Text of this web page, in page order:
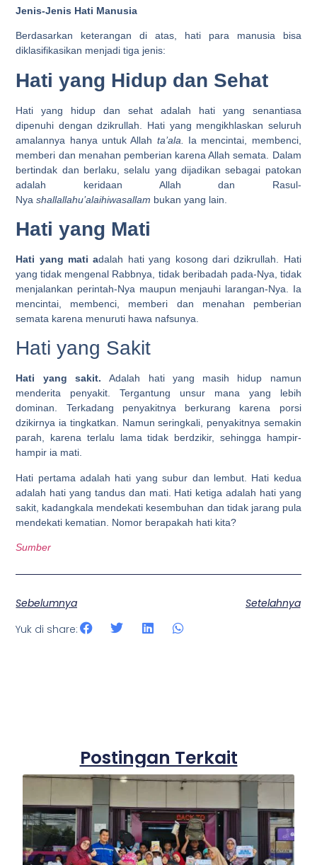
Jenis-Jenis Hati Manusia
Berdasarkan keterangan di atas, hati para manusia bisa
diklasifikasikan menjadi tiga jenis:
Hati yang Hidup dan Sehat
Hati yang hidup dan sehat adalah hati yang senantiasa
dipenuhi dengan dzikrullah. Hati yang mengikhlaskan seluruh
amalannya hanya untuk Allah ta’ala. Ia mencintai, membenci,
memberi dan menahan pemberian karena Allah semata. Dalam
bertindak dan berlaku, selalu yang dijadikan sebagai patokan
adalah keridaan Allah dan Rasul-
Nyashallallahu’alaihiwasallam bukan yang lain.
Hati yang Mati
Hati yang mati adalah hati yang kosong dari dzikrullah. Hati
yang tidak mengenal Rabbnya, tidak beribadah pada-Nya, tidak
menjalankan perintah-Nya maupun menjauhi larangan-Nya. Ia
mencintai, membenci, memberi dan menahan pemberian
semata karena menuruti hawa nafsunya.
Hati yang Sakit
Hati yang sakit. Adalah hati yang masih hidup namun
menderita penyakit. Tergantung unsur mana yang lebih
dominan. Terkadang penyakitnya berkurang karena porsi
dzikirnya ia tingkatkan. Namun seringkali, penyakitnya semakin
parah, karena terlalu lama tidak berdzikir, sehingga hampir-
hampir ia mati.
Hati pertama adalah hati yang subur dan lembut. Hati kedua
adalah hati yang tandus dan mati. Hati ketiga adalah hati yang
sakit, kadangkala mendekati kesembuhan dan tidak jarang pula
mendekati kematian. Nomor berapakah hati kita?
Sumber
Sebelumnya
Setelahnya
Yuk di share:
Postingan Terkait